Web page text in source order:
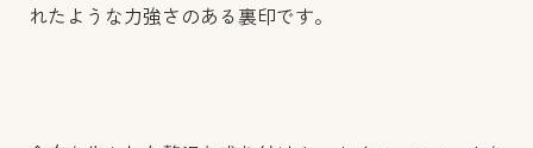
れたような力強さのある裏印です。